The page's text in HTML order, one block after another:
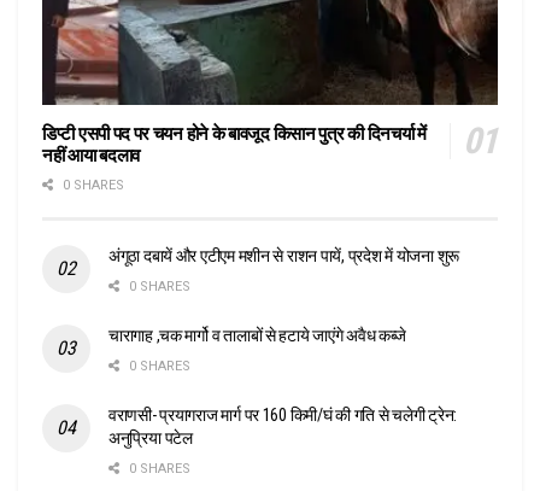
डिप्टी एसपी पद पर चयन होने के बावजूद किसान पुत्र की दिनचर्या में
नहीं आया बदलाव
0 SHARES
अंगूठा दबायें और एटीएम मशीन से राशन पायें, प्रदेश में योजना शुरू
0 SHARES
चारागाह ,चक मार्गो व तालाबों से हटाये जाएंगे अवैध कब्जे
0 SHARES
वराणसी- प्रयागराज मार्ग पर 160 किमी/घं की गति से चलेगी ट्रेन:
अनुप्रिया पटेल
0 SHARES